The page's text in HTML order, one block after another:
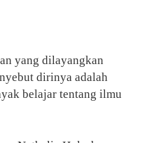
yang dilayangkan
dirinya adalah
belajar tentang ilmu